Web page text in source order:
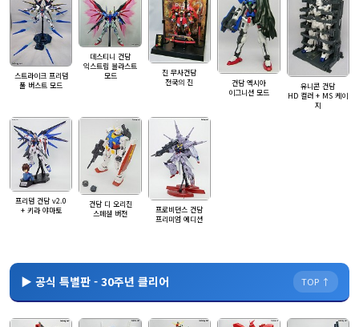
스트라이크 프리덤
풀 버스트 모드
데스티니 건담
익스트림 블라스트
모드
진 무사건담
전국의 진
건담 엑시아
이그니션 모드
유니콘 건담
HD 컬러 + MS 케이
지
프리덤 건담 v2.0
+ 키라 야마토
건담 디 오리진
스페셜 버전
프로비던스 건담
프리미엄 에디션
▶ 공식 특별판 - 30주년 클리어 TOP ↑